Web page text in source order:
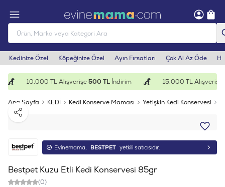
Kedinize Özel Köpeğinize Özel Ayın Fırsatları Çok Al Az Öde
10.000 TL Alışverişe500 TLİndirim 15.000 TL Alışverişe
Ana Sayfa KEDİ Kedi Konserve Maması Yetişkin Kedi Konservesi
Paylaş
Evinemama, BESTPET yetkili satıcısıdır.
Bestpet Kuzu Etli Kedi Konservesi 85gr
(0)